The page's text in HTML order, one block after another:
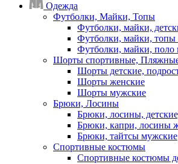
Одежда
Футболки, Майки, Топы
Футболки, майки,
Футболки, майки, топы
Футболки, майки, поло
Шорты спортивные,
Шорты детские,
Шорты женские
Шорты мужские
Брюки, Лосины
Брюки, лосины,
Брюки, капри, лосины
Брюки, тайтсы мужские
Спортивные костюмы
Спортивные костюмы